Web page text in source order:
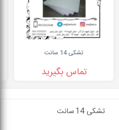
تشکی 14 سانت
تماس بگیرید
تشکی 14 سانت